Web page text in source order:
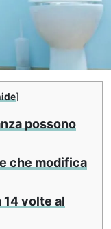
]
possono
che modifica
14 volte al